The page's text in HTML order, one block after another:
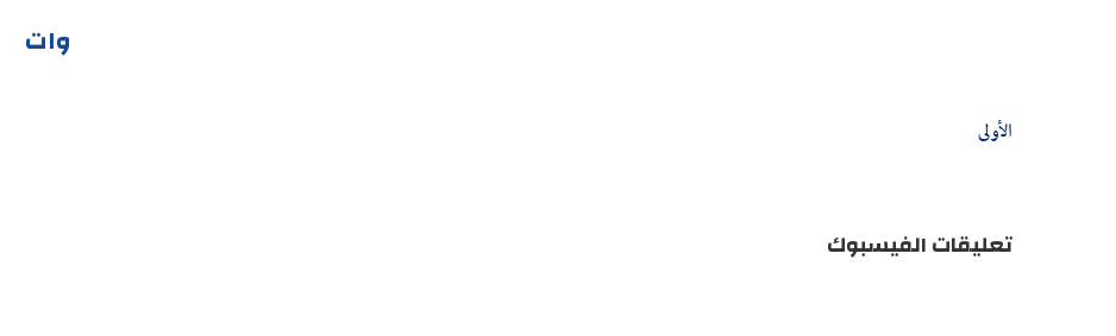
وات
الأولى
تعليقات الفيسبوك